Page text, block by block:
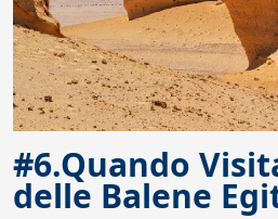
#6.Quando
delle Balene